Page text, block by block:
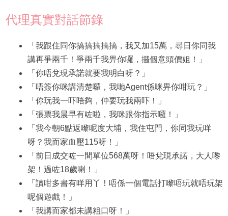
代理真實對話節錄
「我跟住同你搞搞搞搞搞，我又加15萬，尋日你同我
講再爭兩千！爭兩千我畀你囉，攞個意頭價姐！」
「你唔兌現承諾就要我明白呀？」
「唔簽你咪講清楚囉，我哋Agent係咪畀你咁玩？」
「你玩我一吓唔夠，仲要玩我兩吓！」
「張票我晨早有咗啦，我咪跟你指示囉！」
「我今朝6點返嚟呢度大埔，我住屯門，你同我玩咩
呀？我而家血壓115呀！」
「前日成交咗一間單位568萬呀！唔兌現承諾，大人嚟
架！過咗18歲喇！」
「讀咁多書有咩用丫！唔係一個電話打嚟唔玩就唔玩架
呢個遊戲！」
「我講而家都未講粗口呀！」